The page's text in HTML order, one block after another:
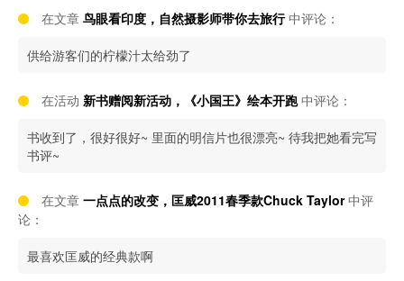
在文章 鸟眼看印度，自然摄影师带你去旅行中评论：
供给游客们的柠檬汁太给劲了
在活动 新书赠阅新活动，《小国王》绘本开跑中评论：
书收到了，很好很好~ 里面的明信片也很漂亮~ 待我把她看完写
书评~
在文章 一点点的改变，匡威2011春季款Chuck Taylor中评
论：
最喜欢匡威的经典款啊